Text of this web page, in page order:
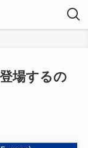
場するの